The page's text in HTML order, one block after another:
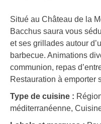
Situé au Château de la
Bacchus saura vous
et ses grillades autour
barbecue. Animations
communion, repas
Restauration à emporter
Type de cuisine :
méditerranéenne,